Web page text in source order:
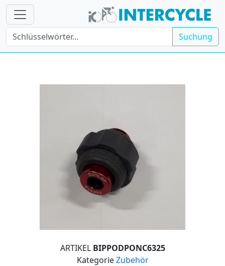
Suchung
ARTIKEL BIPPODPONC6325
KategorieZubehör